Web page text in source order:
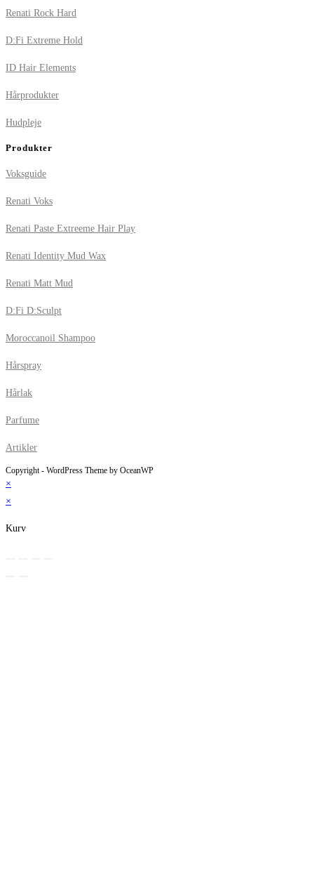
Renati Rock Hard
D:Fi Extreme Hold
ID Hair Elements
Hårprodukter
Hudpleje
Produkter
Voksguide
Renati Voks
Renati Paste Extreeme Hair Play
Renati Identity Mud Wax
Renati Matt Mud
D:Fi D:Sculpt
Moroccanoil Shampoo
Hårspray
Hårlak
Parfume
Artikler
Copyright - WordPress Theme by OceanWP
×
×
Kurv